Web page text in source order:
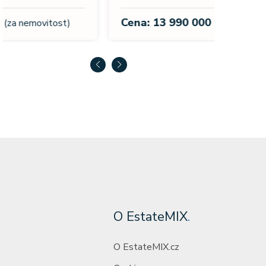
Cena: 13 990 000 Kč(za nemovitost)
O EstateMIX.
O EstateMIX.cz